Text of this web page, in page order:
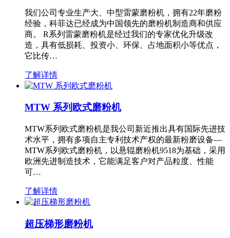
我们公司专业生产大、中型雷蒙磨粉机，拥有22年磨粉
经验，科菲达已经成为中国领先的磨粉机制造商和供应
商。 R系列雷蒙磨粉机是经过我们的专家优化升级改
造，具有低损耗、投资小、环保、占地面积小等优点，
它比传…
了解详情
MTW 系列欧式磨粉机
MTW系列欧式磨粉机是我公司新近推出具有国际先进技
术水平，拥有多项自主专利技术产权的最新粉磨设备—
MTW系列欧式磨粉机，以悬辊磨粉机9518为基础，采用
欧洲先进制造技术，它能满足客户对产品粒度、性能
可…
了解详情
超压梯形磨粉机